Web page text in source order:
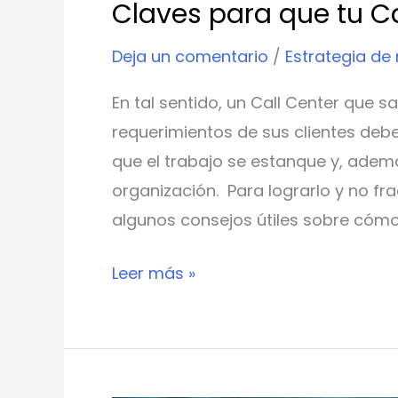
Claves para que tu
Deja un comentario / Estrategia de
En tal sentido, un Call Center que
requerimientos de sus clientes
que el trabajo se estanque y,
organización. Para lograrlo y no
algunos consejos útiles sobre
Leer más »